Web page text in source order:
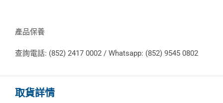
產品保養
查詢電話: (852) 2417 0002 / Whatsapp: (852) 9545 0802
取貨詳情